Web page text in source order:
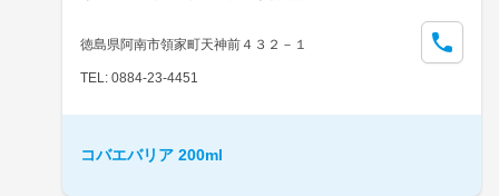
徳島県阿南市領家町天神前４３２－１
TEL: 0884-23-4451
コバエバリア 200ml